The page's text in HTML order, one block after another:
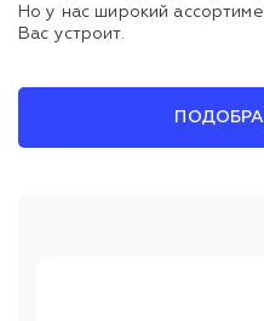
Но у нас широкий
Вас устроит.